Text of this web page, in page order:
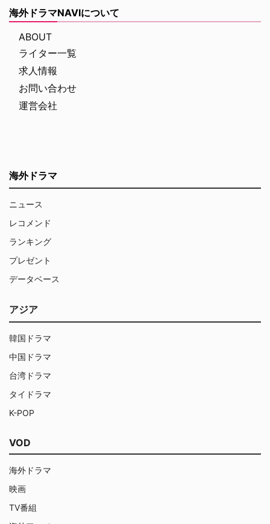
海外ドラマNAVIについて
ABOUT
ライター一覧
求人情報
お問い合わせ
運営会社
海外ドラマ
ニュース
レコメンド
ランキング
プレゼント
データベース
アジア
韓国ドラマ
中国ドラマ
台湾ドラマ
タイドラマ
K-POP
VOD
海外ドラマ
映画
TV番組